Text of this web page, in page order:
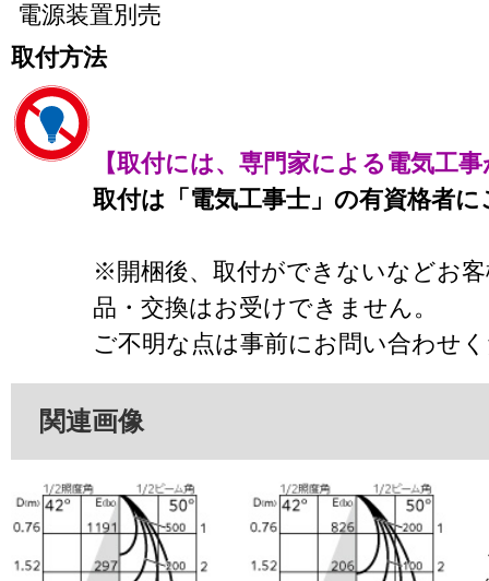
電源装置別売
取付方法
【取付には、専門家による電気工
取付は「電気工事士」の有資格者
※開梱後、取付ができないなどお
品・交換はお受けできません。
ご不明な点は事前にお問い合わせ
関連画像